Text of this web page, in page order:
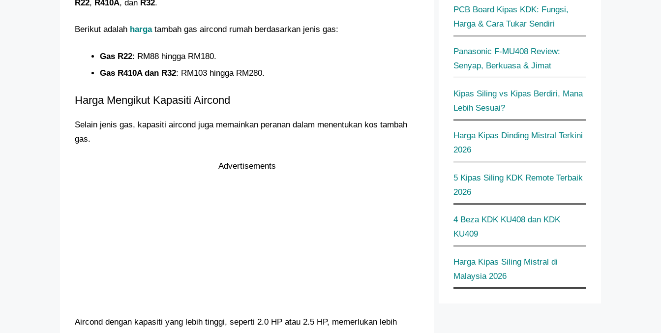
R22, R410A, dan R32.
Berikut adalah hargatambah gas aircond rumah berdasarkan jenis gas:
Gas R22: RM88 hingga RM180.
Gas R410A dan R32: RM103 hingga RM280.
Harga Mengikut Kapasiti Aircond
Selain jenis gas, kapasiti aircond juga memainkan peranan dalam menentukan kos tambah
gas.
Advertisements
Aircond dengan kapasiti yang lebih tinggi, seperti 2.0 HP atau 2.5 HP, memerlukan lebih
PCB Board Kipas KDK: Fungsi,
Harga & Cara Tukar Sendiri
Panasonic F-MU408 Review:
Senyap, Berkuasa & Jimat
Kipas Siling vs Kipas Berdiri, Mana
Lebih Sesuai?
Harga Kipas Dinding Mistral Terkini
2026
5 Kipas Siling KDK Remote Terbaik
2026
4 Beza KDK KU408 dan KDK
KU409
Harga Kipas Siling Mistral di
Malaysia 2026